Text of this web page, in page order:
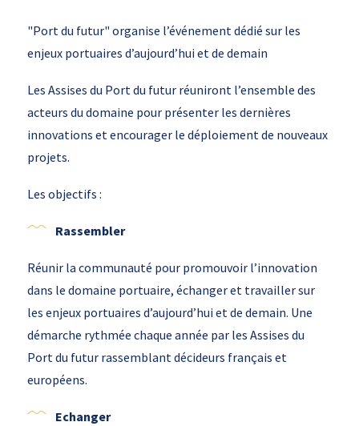
"Port du futur" organise l’événement dédié sur les
enjeux portuaires d’aujourd’hui et de demain
Les Assises du Port du futur réuniront l’ensemble des
acteurs du domaine pour présenter les dernières
innovations et encourager le déploiement de nouveaux
projets.
Les objectifs :
Rassembler
Réunir la communauté pour promouvoir l’innovation
dans le domaine portuaire, échanger et travailler sur
les enjeux portuaires d’aujourd’hui et de demain. Une
démarche rythmée chaque année par les Assises du
Port du futur rassemblant décideurs français et
européens.
Echanger